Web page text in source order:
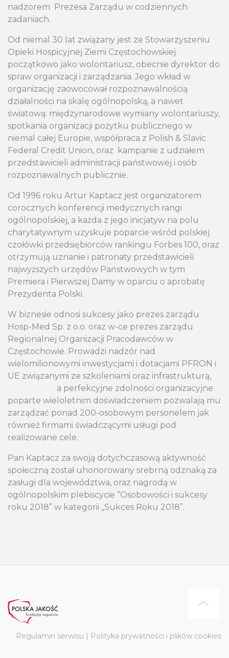
nadzorem Prezesa Zarządu w codziennych
zadaniach.
Od niemal 30 lat związany jest ze Stowarzyszeniu
Opieki Hospicyjnej Ziemi Częstochowskiej
początkowo jako wolontariusz, obecnie dyrektor do
spraw organizacji i zarządzania. Jego wkład w
organizację zaowocował rozpoznawalnością
działalności na skalę ogólnopolską, a nawet
światową: międzynarodowe wymiany wolontariuszy,
spotkania organizacji pożytku publicznego w
niemal całej Europie, współpraca z Polish & Slavic
Federal Credit Union, oraz
kampanie z udziałem
przedstawicieli administracji państwowej i osób
rozpoznawalnych publicznie.
Od 1996 roku Artur Kaptacz jest organizatorem
corocznych konferencji medycznych rangi
ogólnopolskiej, a każda z jego inicjatyw na polu
charytatywnym uzyskuje poparcie wśród polskiej
czołówki przedsiębiorców rankingu Forbes 100, oraz
otrzymują uznanie i patronaty przedstawicieli
najwyższych urzędów Państwowych w tym
Premiera i Pierwszej Damy w oparciu o aprobatę
Prezydenta Polski.
W biznesie odnosi sukcesy jako prezes zarządu
Hosp-Med Sp. z o.o. oraz w-ce prezes zarządu
Regionalnej Organizacji Pracodawców w
Częstochowie. Prowadzi nadzór nad
wielomilionowymi inwestycjami i dotacjami PFRON i
UE związanymi ze szkoleniami oraz infrastrukturą,
a perfekcyjne zdolności organizacyjne
poparte wieloletnim doświadczeniem pozwalają mu
zarządzać ponad 200-osobowym personelem jak
również firmami świadczącymi usługi pod
realizowane cele.
Pan Kaptacz za swoją dotychczasową aktywność
społeczną został uhonorowany srebrną odznaką za
zasługi dla województwa, oraz nagrodą w
ogólnopolskim plebiscycie “Osobowości i sukcesy
roku 2018” w kategorii „Sukces Roku 2018”.
Regulamin serwisu | Polityka prywatności i plików cookies